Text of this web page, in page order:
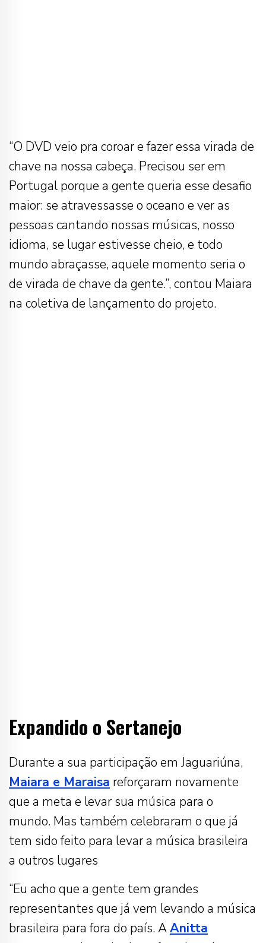
“O DVD veio pra coroar e fazer essa virada de
chave na nossa cabeça. Precisou ser em
Portugal porque a gente queria esse desafio
maior: se atravessasse o oceano e ver as
pessoas cantando nossas músicas, nosso
idioma, se lugar estivesse cheio, e todo
mundo abraçasse, aquele momento seria o
de virada de chave da gente.”, contou Maiara
na coletiva de lançamento do projeto.
Expandido o Sertanejo
Durante a sua participação em Jaguariúna,
Maiara e Maraisa reforçaram novamente
que a meta e levar sua música para o
mundo. Mas também celebraram o que já
tem sido feito para levar a música brasileira
a outros lugares
“Eu acho que a gente tem grandes
representantes que já vem levando a música
brasileira para fora do país. AAnitta